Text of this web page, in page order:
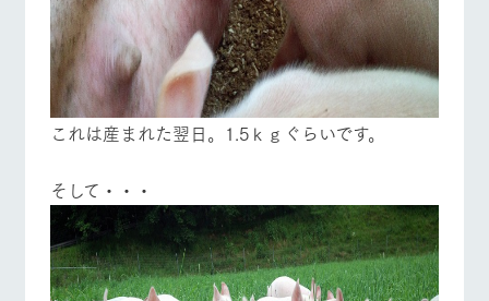
​これは産まれた翌日。1.5ｋｇぐらいです。
そして・・・